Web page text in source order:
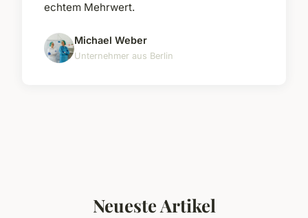
echtem Mehrwert.
Michael Weber
Unternehmer aus Berlin
Neueste Artikel